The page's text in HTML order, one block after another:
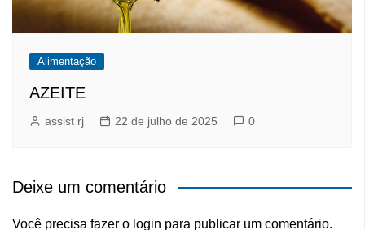
Alimentação
AZEITE
assist rj 22 de julho de 2025 0
Deixe um comentário
Você precisa fazer o login para publicar um comentário.